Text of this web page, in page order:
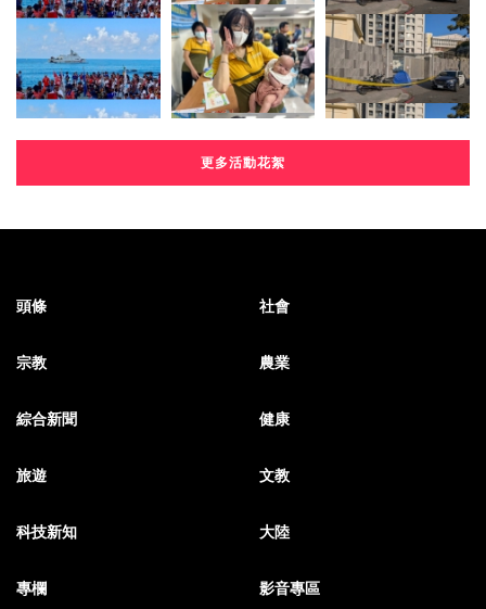
更多活動花絮
頭條 社會
宗教 農業
綜合新聞 健康
旅遊 文教
科技新知 大陸
專欄 影音專區